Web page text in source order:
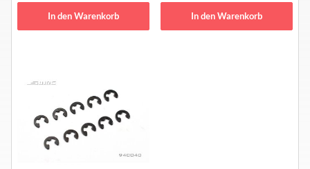
In den Warenkorb In den Warenkorb